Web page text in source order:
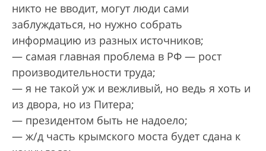
никто не вводит, могут люди сами
заблуждаться, но нужно собрать
информацию из разных источников;
— самая главная проблема в РФ — рост
производительности труда;
— я не такой уж и вежливый, но ведь я хоть и
из двора, но из Питера;
— президентом быть не надоело;
— ж/д часть крымского моста будет сдана к